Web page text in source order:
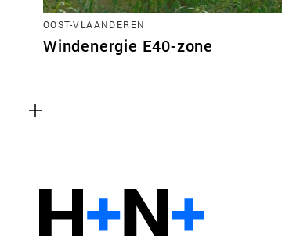
OOST-VLAANDEREN
Windenergie E40-zone
Functionele cookies
Deze cookies zijn noodzakelijk voor
van de website. Let op, deze
controleren en te verbeteren,
gebruikerservaringen uit te voeren.